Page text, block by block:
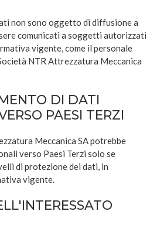
non sono oggetto di diffusione a
comunicati a soggetti autorizzati
vigente, come il personale
NTR Attrezzatura Meccanica
DI DATI
PAESI TERZI
Meccanica SA potrebbe
verso Paesi Terzi solo se
di protezione dei dati, in
vigente.